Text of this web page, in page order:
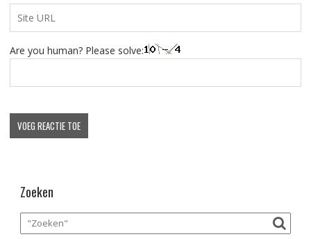
Are you human? Please solve:
Zoeken